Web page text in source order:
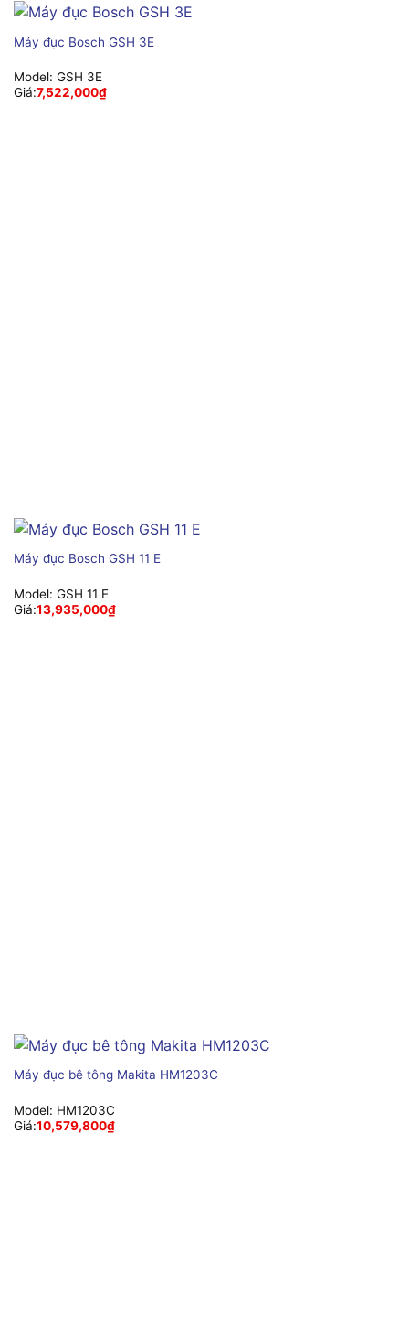
Máy đục Bosch GSH 3E
Model: GSH 3E
Giá:7,522,000₫
Máy đục Bosch GSH 11 E
Model: GSH 11 E
Giá:13,935,000₫
Máy đục bê tông Makita HM1203C
Model: HM1203C
Giá:10,579,800₫